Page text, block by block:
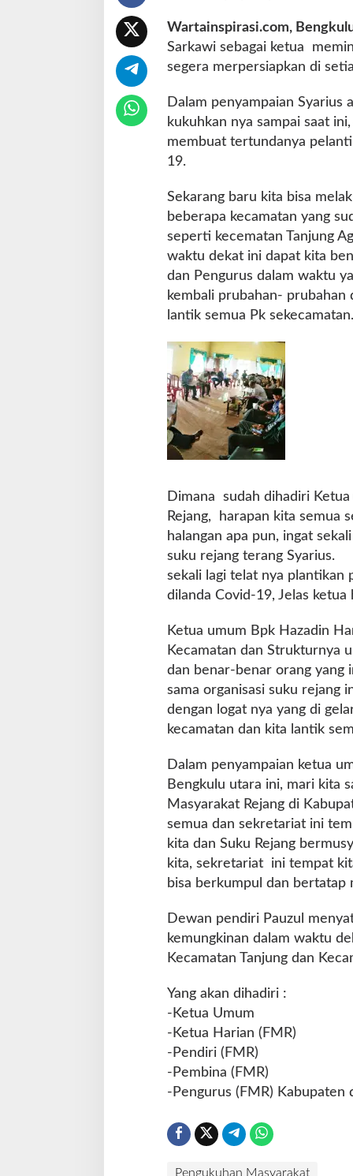
t
a
B
n
k
U
a
a
Wartainspirasi.com,
Sarkawi sebagai ketua
segera merpersiapkan di
Dalam penyampaian Syarius
kukuhkan nya sampai saat
membuat tertundanya
19.
Sekarang baru kita bisa
beberapa kecamatan yang
seperti kecematan Tanjung
waktu dekat ini dapat kita
dan Pengurus dalam waktu
kembali prubahan-
lantik semua Pk sekecamatan.
Dimana sudah dihadiri
Rejang, harapan kita semua
halangan apa pun, ingat
suku rejang terang Syarius.
sekali lagi telat nya plantikan
dilanda Covid-19, Jelas ketua
Ketua umum Bpk Hazadin
Kecamatan dan Strukturnya
dan benar-benar orang yang
sama organisasi suku rejang
dengan logat nya yang di
kecamatan dan kita lantik
Dalam penyampaian ketua
Bengkulu utara ini, mari kita
Masyarakat Rejang di
semua dan sekretariat ini
kita dan Suku Rejang
kita, sekretariat ini tempat
bisa berkumpul dan bertatap
Dewan pendiri Pauzul
kemungkinan dalam waktu
Kecamatan Tanjung dan
Yang akan dihadiri :
-Ketua Umum
-Ketua Harian (FMR)
-Pendiri (FMR)
-Pembina (FMR)
-Pengurus (FMR) Kabupaten
Pengukuhan Masyarakat